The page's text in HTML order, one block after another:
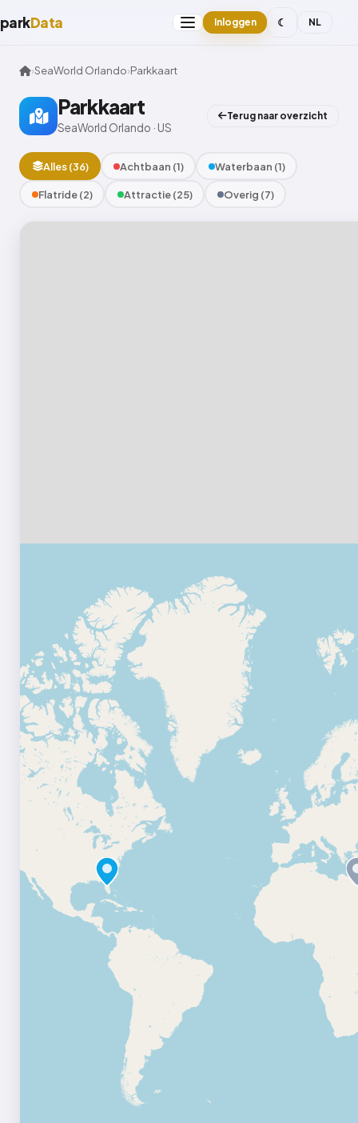
parkData Inloggen ☾ NL
›SeaWorld Orlando›Parkkaart
Parkkaart
SeaWorld Orlando · US
Terug naar overzicht
Alles (36) Achtbaan (1) Waterbaan (1)
Flatride (2) Attractie (25) Overig (7)